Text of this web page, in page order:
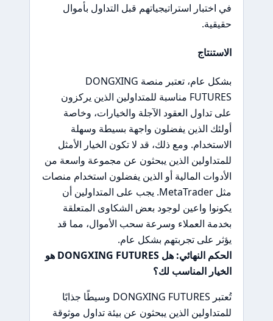
في اختبار استراتيجياتهم قبل التداول بأموال
حقيقية.
الاستنتاج
بشكل عام، تعتبر منصة DONGXING
FUTURES مناسبة للمتداولين الذين يركزون
على تداول العقود الآجلة والخيارات، وخاصة
أولئك الذين يفضلون واجهة بسيطة وسهلة
الاستخدام. ومع ذلك، قد لا تكون الخيار الأمثل
للمتداولين الذين يبحثون عن مجموعة واسعة من
الأدوات المالية أو الذين يفضلون استخدام منصات
مثل MetaTrader. يجب على المتداولين أن
يكونوا واعين لوجود بعض الشكاوى المتعلقة
بخدمة العملاء وسرعة سحب الأموال، مما قد
يؤثر على تجربتهم بشكل عام.
الحكم النهائي: هل DONGXING FUTURES هو
الخيار المناسب لك؟
تُعتبر DONGXING FUTURES وسيطًا جذابًا
للمتداولين الذين يبحثون عن بيئة تداول موثوقة